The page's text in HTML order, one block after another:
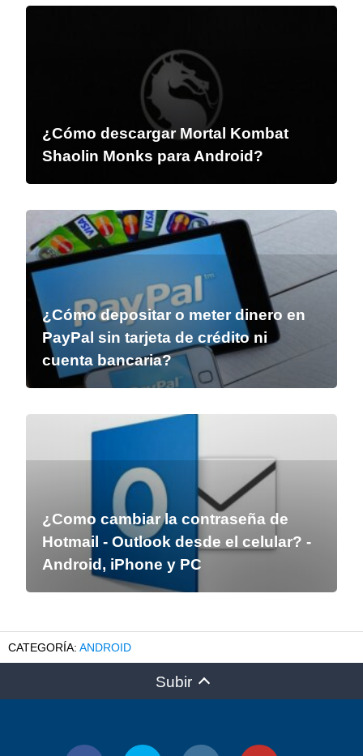
¿Cómo descargar Mortal Kombat
Shaolin Monks para Android?
¿Cómo depositar o meter dinero en
PayPal sin tarjeta de crédito ni
cuenta bancaria?
¿Como cambiar la contraseña de
Hotmail - Outlook desde el celular? -
Android, iPhone y PC
ANDROID
Subir